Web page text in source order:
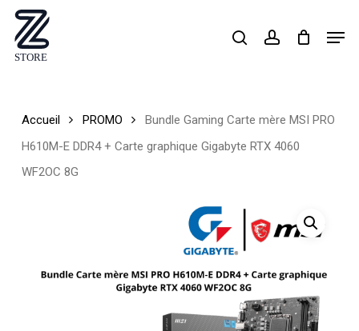
Skip
main
searchaccount
Accueil PROMO
Bundle Gaming Carte mère MSI PRO
H610M-E DDR4 + Carte graphique Gigabyte RTX 4060
WF2OC 8G